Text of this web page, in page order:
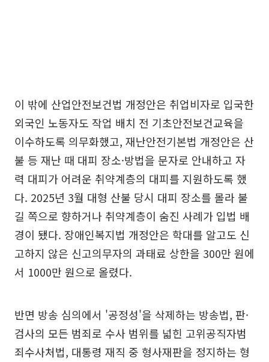
이 밖에 산업안전보건법 개정안은 취업비자로 입국한
외국인 노동자도 작업 배치 전 기초안전보건교육을
이수하도록 의무화했고, 재난안전기본법 개정안은 산
불 등 재난 때 대피 장소·방법을 문자로 안내하고 자
력 대피가 어려운 취약계층의 대피를 지원하도록 했
다. 2025년 3월 대형 산불 당시 대피 장소를 몰라 불
길 쪽으로 향하거나 취약계층이 숨진 사례가 입법 배
경이 됐다. 장애인복지법 개정안은 학대를 알고도 신
고하지 않은 신고의무자의 과태료 상한을 300만 원에
서 1000만 원으로 올렸다.
반면 방송 심의에서 '공정성'을 삭제하는 방송법, 판·
검사의 모든 범죄로 수사 범위를 넓힌 고위공직자범
죄수사처법, 대통령 재직 중 형사재판을 정지하는 형